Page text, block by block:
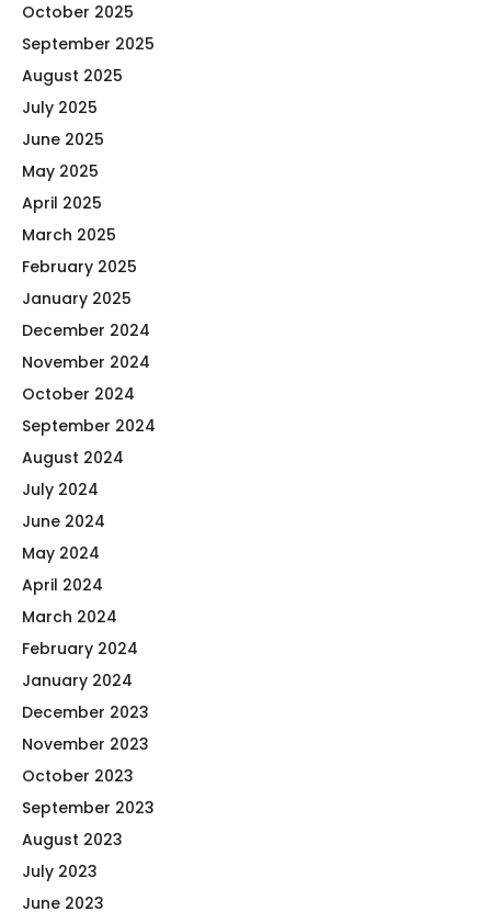
October 2025
September 2025
August 2025
July 2025
June 2025
May 2025
April 2025
March 2025
February 2025
January 2025
December 2024
November 2024
October 2024
September 2024
August 2024
July 2024
June 2024
May 2024
April 2024
March 2024
February 2024
January 2024
December 2023
November 2023
October 2023
September 2023
August 2023
July 2023
June 2023